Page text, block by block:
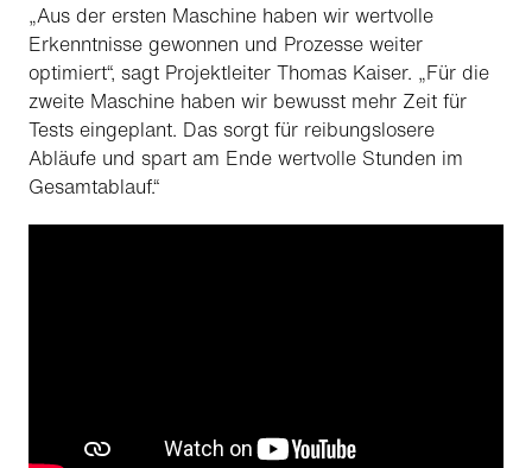
„Aus der ersten Maschine haben wir wertvolle
Erkenntnisse gewonnen und Prozesse weiter
optimiert“, sagt Projektleiter Thomas Kaiser. „Für die
zweite Maschine haben wir bewusst mehr Zeit für
Tests eingeplant. Das sorgt für reibungslosere
Abläufe und spart am Ende wertvolle Stunden im
Gesamtablauf.“